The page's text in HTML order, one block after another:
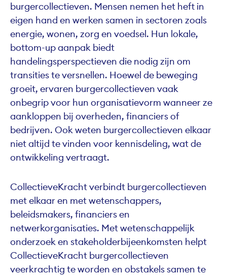
burgercollectieven. Mensen nemen het heft in
eigen hand en werken samen in sectoren zoals
energie, wonen, zorg en voedsel. Hun lokale,
bottom-up aanpak biedt
handelingsperspectieven die nodig zijn om
transities te versnellen. Hoewel de beweging
groeit, ervaren burgercollectieven vaak
onbegrip voor hun organisatievorm wanneer ze
aankloppen bij overheden, financiers of
bedrijven. Ook weten burgercollectieven elkaar
niet altijd te vinden voor kennisdeling, wat de
ontwikkeling vertraagt.
CollectieveKracht verbindt burgercollectieven
met elkaar en met wetenschappers,
beleidsmakers, financiers en
netwerkorganisaties. Met wetenschappelijk
onderzoek en stakeholderbijeenkomsten helpt
CollectieveKracht burgercollectieven
veerkrachtig te worden en obstakels samen te